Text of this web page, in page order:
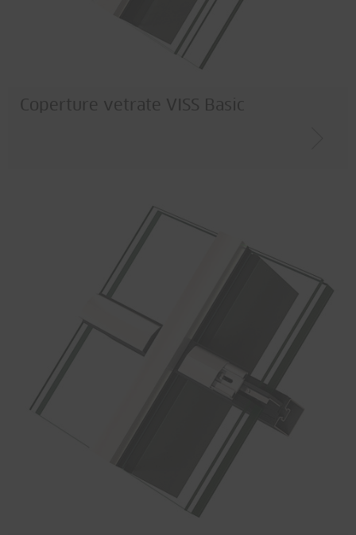
Coperture vetrate VISS Basic